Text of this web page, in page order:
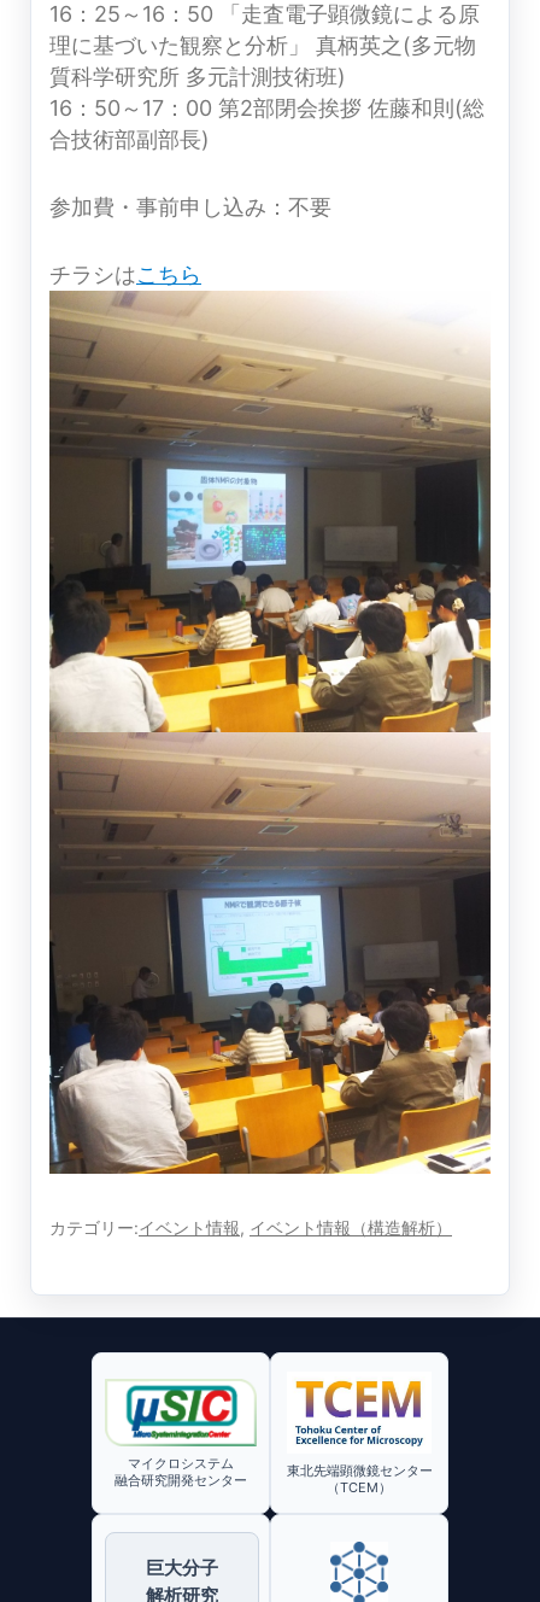
16：25～16：50 「走査電子顕微鏡による原
理に基づいた観察と分析」 真柄英之(多元物
質科学研究所 多元計測技術班)
16：50～17：00 第2部閉会挨拶 佐藤和則(総
合技術部副部長)
参加費・事前申し込み：不要
チラシはこちら
カテゴリー:イベント情報, イベント情報（構造解析）
マイクロシステム
融合研究開発センター
東北先端顕微鏡センター
（TCEM）
巨大分子
解析研究